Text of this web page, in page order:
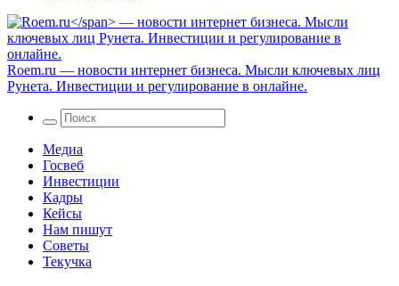
Roem.ru — новости интернет бизнеса. Мысли ключевых лиц
Рунета. Инвестиции и регулирование в онлайне.
Медиа
Госвеб
Инвестиции
Кадры
Кейсы
Нам пишут
Советы
Текучка